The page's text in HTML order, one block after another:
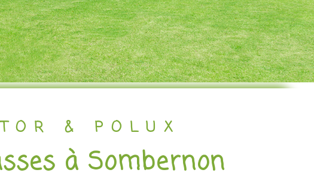
& POLUX
à Sombernon